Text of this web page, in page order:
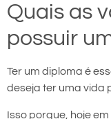
Quais as
possuir
Ter um diploma é
deseja ter uma vida
Isso porque, hoje